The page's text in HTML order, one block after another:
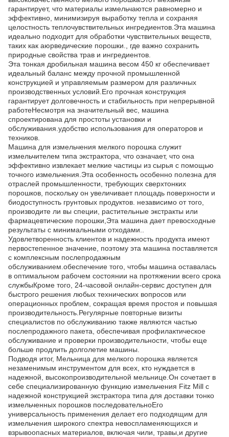
гарантирует, что материалы измельчаются равномерно и
эффективно, минимизируя выработку тепла и сохраняя
целостность теплочувствительных ингредиентов.Эта машина
идеально подходит для обработки чувствительных веществ,
таких как аюрведические порошки., где важно сохранить
природные свойства трав и ингредиентов.
Эта тонкая дробильная машина весом 450 кг обеспечивает
идеальный баланс между прочной промышленной
конструкцией и управляемым размером для различных
производственных условий.Его прочная конструкция
гарантирует долговечность и стабильность при непрерывной
работеНесмотря на значительный вес, машина
спроектирована для простоты установки и
обслуживания.удобство использования для операторов и
техников.
Машина для измельчения мелкого порошка служит
измельчителем типа экстрактора, что означает, что она
эффективно извлекает мелкие частицы из сырья с помощью
точного измельчения.Эта особенность особенно полезна для
отраслей промышленности, требующих сверхтонких
порошков, поскольку он увеличивает площадь поверхности и
биодоступность грунтовых продуктов. независимо от того,
производите ли вы специи, растительные экстракты или
фармацевтические порошки,Эта машина дает превосходные
результаты с минимальными отходами..
Удовлетворенность клиентов и надежность продукта имеют
первостепенное значение, поэтому эта машина поставляется
с комплексным послепродажным
обслуживанием.обеспечение того, чтобы машина оставалась
в оптимальном рабочем состоянии на протяжении всего срока
службыКроме того, 24-часовой онлайн-сервис доступен для
быстрого решения любых технических вопросов или
операционных проблем, сокращая время простоя и повышая
производительность.Регулярные повторные визиты
специалистов по обслуживанию также являются частью
послепродажного пакета, обеспечивая профилактическое
обслуживание и проверки производительности, чтобы еще
больше продлить долголетие машины.
Подводя итог, Мельница для мелкого порошка является
незаменимым инструментом для всех, кто нуждается в
надежной, высокопроизводительной мельнице.Он сочетает в
себе специализированную функцию измельчения Fitz Mill с
надежной конструкцией экстрактора типа для доставки тонко
измельченных порошков последовательноЕго
универсальность применения делает его подходящим для
измельчения широкого спектра невоспламеняющихся и
взрывоопасных материалов, включая чили, травы,и другие